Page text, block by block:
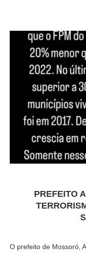
PREFEITO
O prefeito de Mossoró,